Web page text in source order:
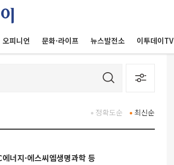
오피니언 문화·라이프 뉴스발전소 이투데이TV
최신순
정확도순
너지·에스씨엠생명과학 등